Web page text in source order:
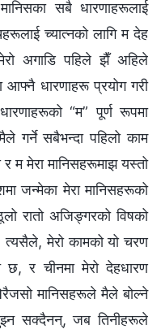
सबै धारणाहरूलाई
च्यात्नको लागि म देह
अगाडि पहिले झैँ अहिले
धारणाहरू प्रयोग गरी
“म” पूर्ण रूपमा
सबैभन्दा पहिलो काम
म मेरा मानिसहरूमाझ यस्तो
जन्मेका मेरा मानिसहरूको
रातो अजिङ्गरको विषको
मेरो कामको यो चरण
छ, र चीनमा मेरो देहधारण
मानिसहरूले मैले बोल्ने
सक्दैनन्, जब तिनीहरूले